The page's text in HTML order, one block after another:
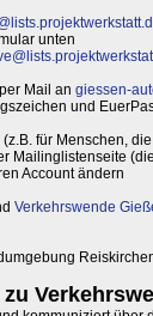
unten
Mail an giessen-
und
für Menschen,
Mailinglistenseite
Account ändern
Verkehrswende